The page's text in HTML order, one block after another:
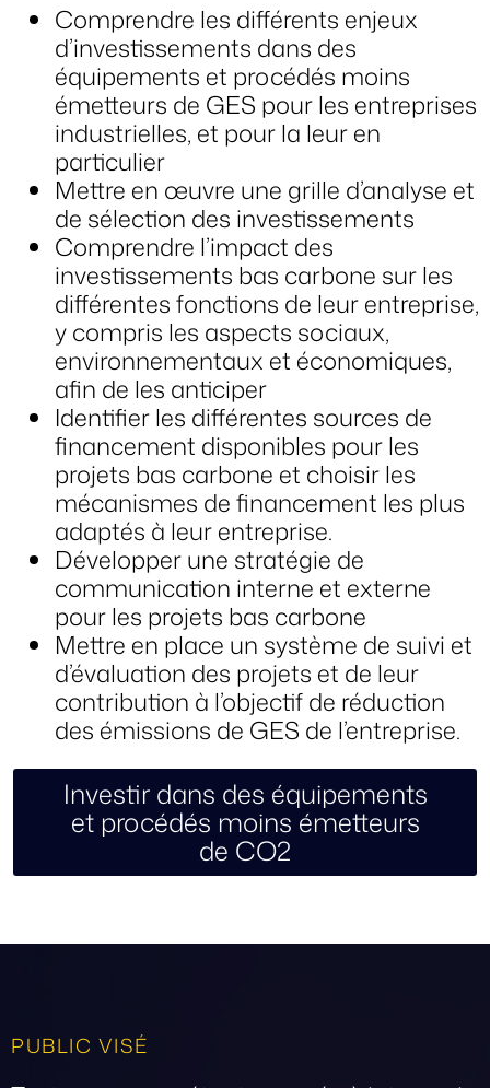
Comprendre les différents enjeux
d’investissements dans des
équipements et procédés moins
émetteurs de GES pour les entreprises
industrielles, et pour la leur en
particulier
Mettre en œuvre une grille d’analyse et
de sélection des investissements
Comprendre l’impact des
investissements bas carbone sur les
différentes fonctions de leur entreprise,
y compris les aspects sociaux,
environnementaux et économiques,
afin de les anticiper
Identifier les différentes sources de
financement disponibles pour les
projets bas carbone et choisir les
mécanismes de financement les plus
adaptés à leur entreprise.
Développer une stratégie de
communication interne et externe
pour les projets bas carbone
Mettre en place un système de suivi et
d’évaluation des projets et de leur
contribution à l’objectif de réduction
des émissions de GES de l’entreprise.
Investir dans des équipements
et procédés moins émetteurs
de CO2
PUBLIC VISÉ